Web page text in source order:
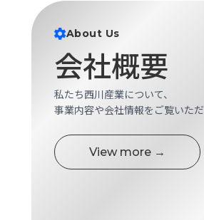
About Us
会社概要
私たち西川産業について、
事業内容や会社情報をご覧いただ
View more →